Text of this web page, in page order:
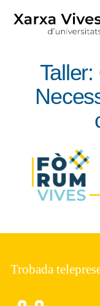
Trobada